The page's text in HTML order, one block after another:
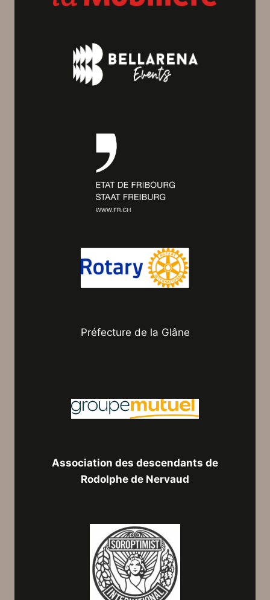
Préfecture de la Glâne
Association des descendants de
Rodolphe de Nervaud